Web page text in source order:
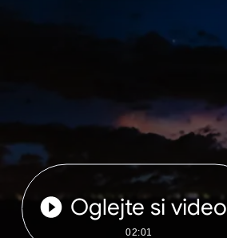
Oglejte si video
02:01